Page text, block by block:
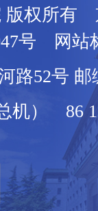
版权所有
号 网站
路52号 邮
机） 86